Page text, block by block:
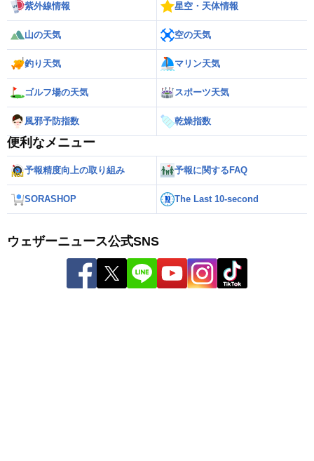
紫外線情報 星空・天体情報
山の天気 空の天気
釣り天気 マリン天気
ゴルフ場の天気 スポーツ天気
風邪予防指数 乾燥指数
便利なメニュー
予報精度向上の取り組み 予報に関するFAQ
SORASHOP The Last 10-second
ウェザーニュース公式SNS